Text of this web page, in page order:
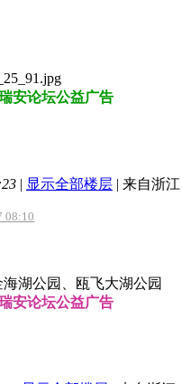
论坛公益广告
| 显示全部楼层 | 来自浙江
08:10
湖公园、瓯飞大湖公园
论坛公益广告